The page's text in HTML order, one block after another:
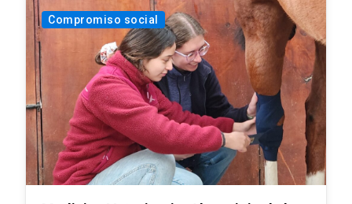
Compromiso social